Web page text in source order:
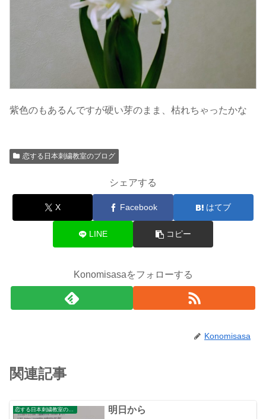
紫色のもあるんですが硬い芽のまま、枯れちゃったかな
恋する日本刺繍教室のブログ
シェアする
X Facebook はてブ
LINE コピー
Konomisasaをフォローする
Konomisasa
関連記事
恋する日本刺繍教室のブログ 明日から